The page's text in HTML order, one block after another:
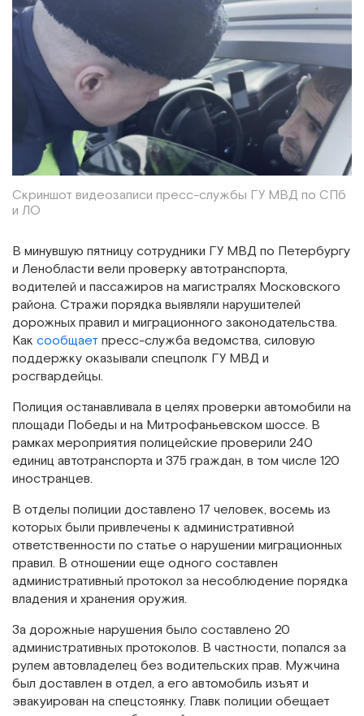
Скриншот видеозаписи пресс-службы ГУ МВД по СПб
и ЛО
В минувшую пятницу сотрудники ГУ МВД по Петербургу
и Ленобласти вели проверку автотранспорта,
водителей и пассажиров на магистралях Московского
района. Стражи порядка выявляли нарушителей
дорожных правил и миграционного законодательства.
Как сообщает пресс-служба ведомства, силовую
поддержку оказывали спецполк ГУ МВД и
росгвардейцы.
Полиция останавливала в целях проверки автомобили на
площади Победы и на Митрофаньевском шоссе. В
рамках мероприятия полицейские проверили 240
единиц автотранспорта и 375 граждан, в том числе 120
иностранцев.
В отделы полиции доставлено 17 человек, восемь из
которых были привлечены к административной
ответственности по статье о нарушении миграционных
правил. В отношении еще одного составлен
административный протокол за несоблюдение порядка
владения и хранения оружия.
За дорожные нарушения было составлено 20
административных протоколов. В частности, попался за
рулем автовладелец без водительских прав. Мужчина
был доставлен в отдел, а его автомобиль изъят и
эвакуирован на спецстоянку. Главк полиции обещает